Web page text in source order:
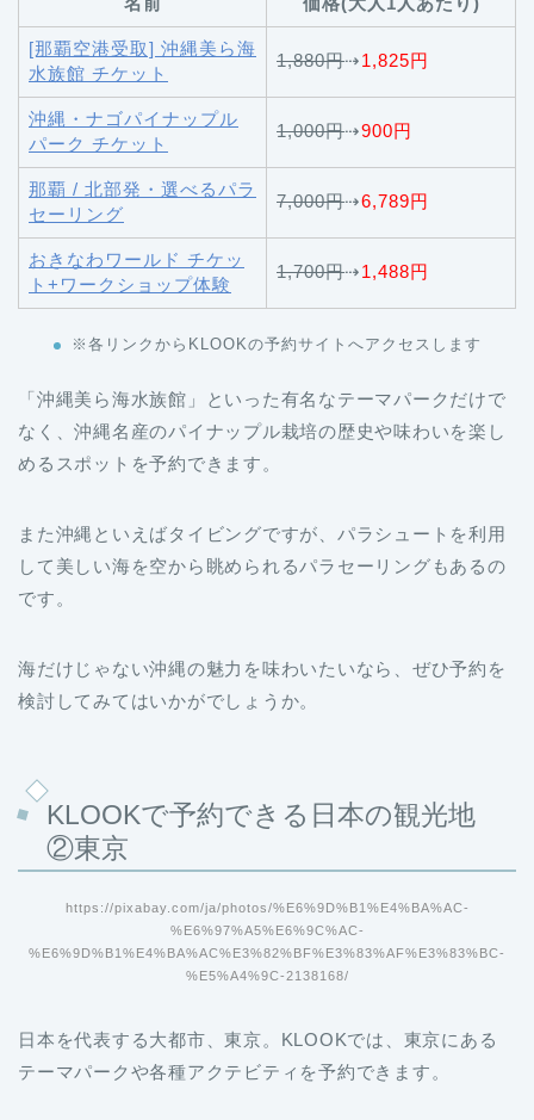
[那覇空港受取] 沖縄美ら海
水族館 チケット
1,880円⇢1,825円
沖縄・ナゴパイナップル
パーク チケット
1,000円⇢900円
那覇 / 北部発・選べるパラ
セーリング
7,000円⇢6,789円
おきなわワールド チケッ
ト+ワークショップ体験
1,700円⇢1,488円
※各リンクからKLOOKの予約サイトへアクセスします
「沖縄美ら海水族館」といった有名なテーマパークだけで
なく、沖縄名産のパイナップル栽培の歴史や味わいを楽し
めるスポットを予約できます。
また沖縄といえばタイビングですが、パラシュートを利用
して美しい海を空から眺められるパラセーリングもあるの
です。
海だけじゃない沖縄の魅力を味わいたいなら、ぜひ予約を
検討してみてはいかがでしょうか。
KLOOKで予約できる日本の観光地
②東京
https://pixabay.com/ja/photos/%E6%9D%B1%E4%BA%AC-
%E6%97%A5%E6%9C%AC-
%E6%9D%B1%E4%BA%AC%E3%82%BF%E3%83%AF%E3%83%BC-
%E5%A4%9C-2138168/
日本を代表する大都市、東京。KLOOKでは、東京にある
テーマパークや各種アクテビティを予約できます。